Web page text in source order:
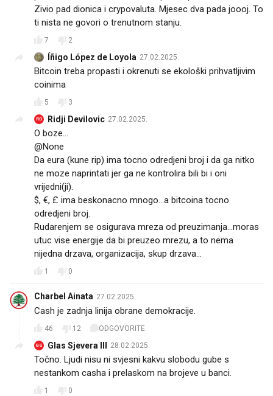
Zivio pad dionica i crypovaluta. Mjesec dva pada joooj. To
ti nista ne govori o trenutnom stanju.
7 2
Íñigo López de Loyola 27.02.2025.
Bitcoin treba propasti i okrenuti se ekološki prihvatljivim
coinima
5 3
RD Ridji Devilovic 27.02.2025.
O boze...
@None
Da eura (kune rip) ima tocno odredjeni broj i da ga nitko
ne moze naprintati jer ga ne kontrolira bili bi i oni
vrijedni(ji).
$, €, £ ima beskonacno mnogo...a bitcoina tocno
odredjeni broj.
Rudarenjem se osigurava mreza od preuzimanja...moras
utuc vise energije da bi preuzeo mrezu, a to nema
nijedna drzava, organizacija, skup drzava...
1 0
Charbel Ainata 27.02.2025.
Cash je zadnja linija obrane demokracije.
46 12 ODGOVORITE
GS Glas Sjevera III 28.02.2025.
Točno. Ljudi nisu ni svjesni kakvu slobodu gube s
nestankom casha i prelaskom na brojeve u banci.
1 0